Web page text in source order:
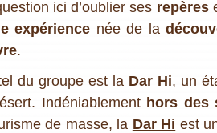
ici d’oublier ses repères
expérience née de la
.
du groupe est la Dar Hi, un
Indéniablement hors des
de masse, la Dar Hi est